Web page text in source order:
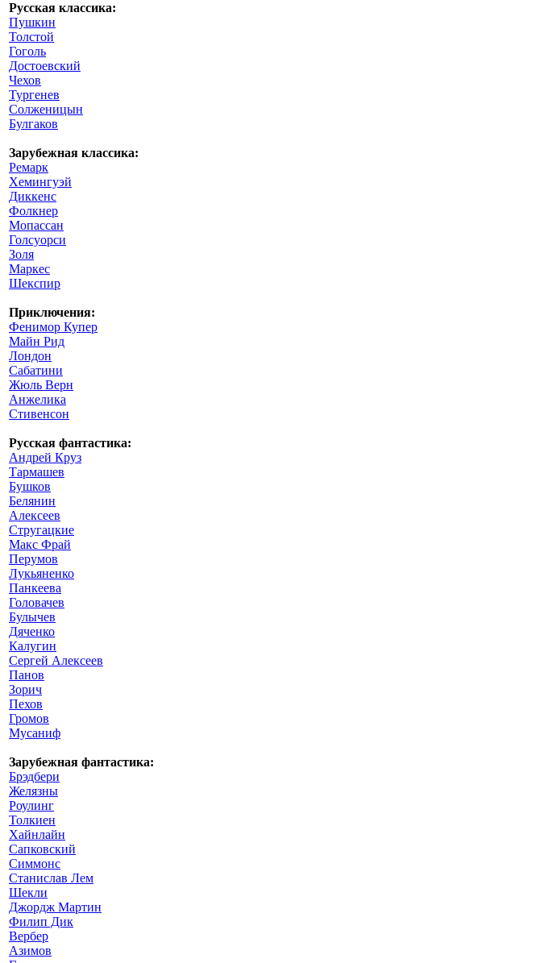
Русская классика:
Пушкин
Толстой
Гоголь
Достоевский
Чехов
Тургенев
Солженицын
Булгаков
Зарубежная классика:
Ремарк
Хемингуэй
Диккенс
Фолкнер
Мопассан
Голсуорси
Золя
Маркес
Шекспир
Приключения:
Фенимор Купер
Майн Рид
Лондон
Сабатини
Жюль Верн
Анжелика
Стивенсон
Русская фантастика:
Андрей Круз
Тармашев
Бушков
Белянин
Алексеев
Стругацкие
Макс Фрай
Перумов
Лукьяненко
Панкеева
Головачев
Булычев
Дяченко
Калугин
Сергей Алексеев
Панов
Зорич
Пехов
Громов
Мусаниф
Зарубежная фантастика:
Брэдбери
Желязны
Роулинг
Толкиен
Хайнлайн
Сапковский
Симмонс
Станислав Лем
Шекли
Джордж Мартин
Филип Дик
Вербер
Азимов